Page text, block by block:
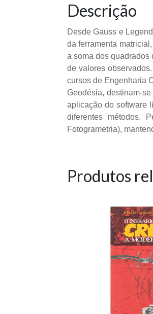
Descrição
Desde Gauss e
da ferramenta
a soma dos quadrados
de valores
cursos de Engenharia
Geodésia, destinam-
aplicação do software
diferentes métodos.
Fotogrametria),
Produtos